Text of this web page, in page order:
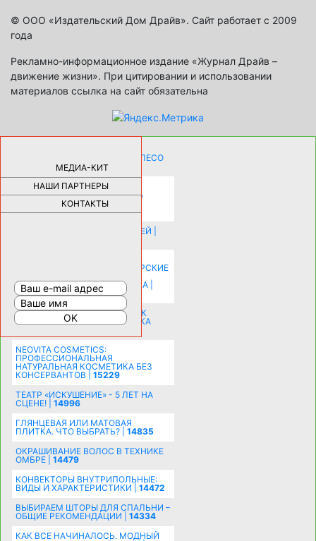
© ООО «Издательский Дом Драйв». Сайт работает с 2009
года
Рекламно-информационное издание «Журнал Драйв –
движение жизни». При цитировании и использовании
материалов ссылка на сайт обязательна
МЕДИА-КИТ
НАШИ ПАРТНЕРЫ
КОНТАКТЫ
КАК ДЕВУШКЕ ПОМЕНЯТЬ КОЛЕСО
НА АВТОМОБИЛЕ |69177
НОВЫЕ РАЗРАБОТКИ ДЛЯ
ОЗДОРОВЛЕНИЯ ОРГАНИЗМА
ПЛАТФОРМА ШУМАННА 3Д И
КАПСУЛА ЗДОРОВЬЯ |28288
ИСТОРИЯ НАКЛАДНЫХ НОГТЕЙ |
КОМНАТУ: ХИТРЫЕ ДИЗАЙНЕРСКИЕ
РАСШИРЕНИЯ ПРОСТРАНСТВА |
16197
СОБИРАЕМСЯ НА ПРАЗДНИК К
МОЛОДОЖЕНАМ: ПОДГОТОВКА
NEOVITA COSMETICS:
ПРОФЕССИОНАЛЬНАЯ
НАТУРАЛЬНАЯ КОСМЕТИКА БЕЗ
КОНСЕРВАНТОВ | 15229
ТЕАТР «ИСКУШЕНИЕ» - 5 ЛЕТ НА
СЦЕНЕ! | 14996
ГЛЯНЦЕВАЯ ИЛИ МАТОВАЯ
ПЛИТКА. ЧТО ВЫБРАТЬ? | 14835
ОКРАШИВАНИЕ ВОЛОС В ТЕХНИКЕ
ОМБРЕ | 14479
КОНВЕКТОРЫ ВНУТРИПОЛЬНЫЕ:
ВИДЫ И ХАРАКТЕРИСТИКИ | 14472
ВЫБИРАЕМ ШТОРЫ ДЛЯ СПАЛЬНИ –
ОБЩИЕ РЕКОМЕНДАЦИИ | 14334
КАК ВСЕ НАЧИНАЛОСЬ. МОДНЫЙ